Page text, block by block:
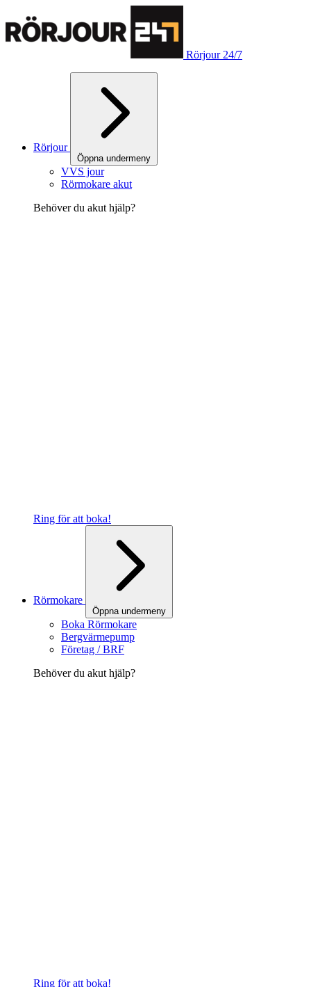
Rörjour 24/7
Rörjour
Öppna undermeny
VVS jour
Rörmokare akut
Behöver du akut hjälp?
Ring för att boka!
Rörmokare
Öppna undermeny
Boka Rörmokare
Bergvärmepump
Företag / BRF
Behöver du akut hjälp?
Ring för att boka!